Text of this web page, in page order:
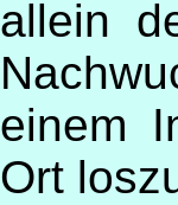
allein
einem
Ort